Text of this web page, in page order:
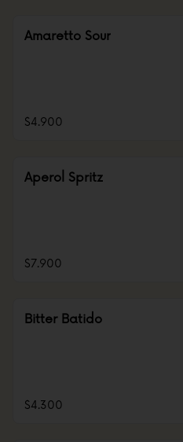
Amaretto Sour
$4.900
Aperol Spritz
$7.900
Bitter Batido
$4.300